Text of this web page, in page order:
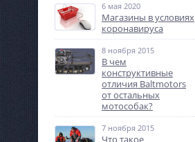
6 мая 2020
Магазины в условиях
коронавируса
8 ноября 2015
В чем
конструктивные
отличия Baltmotors
от остальных
мотособак?
7 ноября 2015
Что такое